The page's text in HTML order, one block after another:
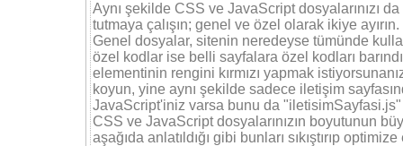
Aynı şekilde CSS ve JavaScript dosyalarınızı
tutmaya çalışın; genel ve özel olarak ikiye ayırın.
Genel dosyalar, sitenin neredeyse tümünde
özel kodlar ise belli sayfalara özel kodları
elementinin rengini kırmızı yapmak
koyun, yine aynı şekilde sadece iletişim
JavaScript'iniz varsa bunu da
CSS ve JavaScript dosyalarınızın boyutunun
aşağıda anlatıldığı gibi bunları sıkıştırıp